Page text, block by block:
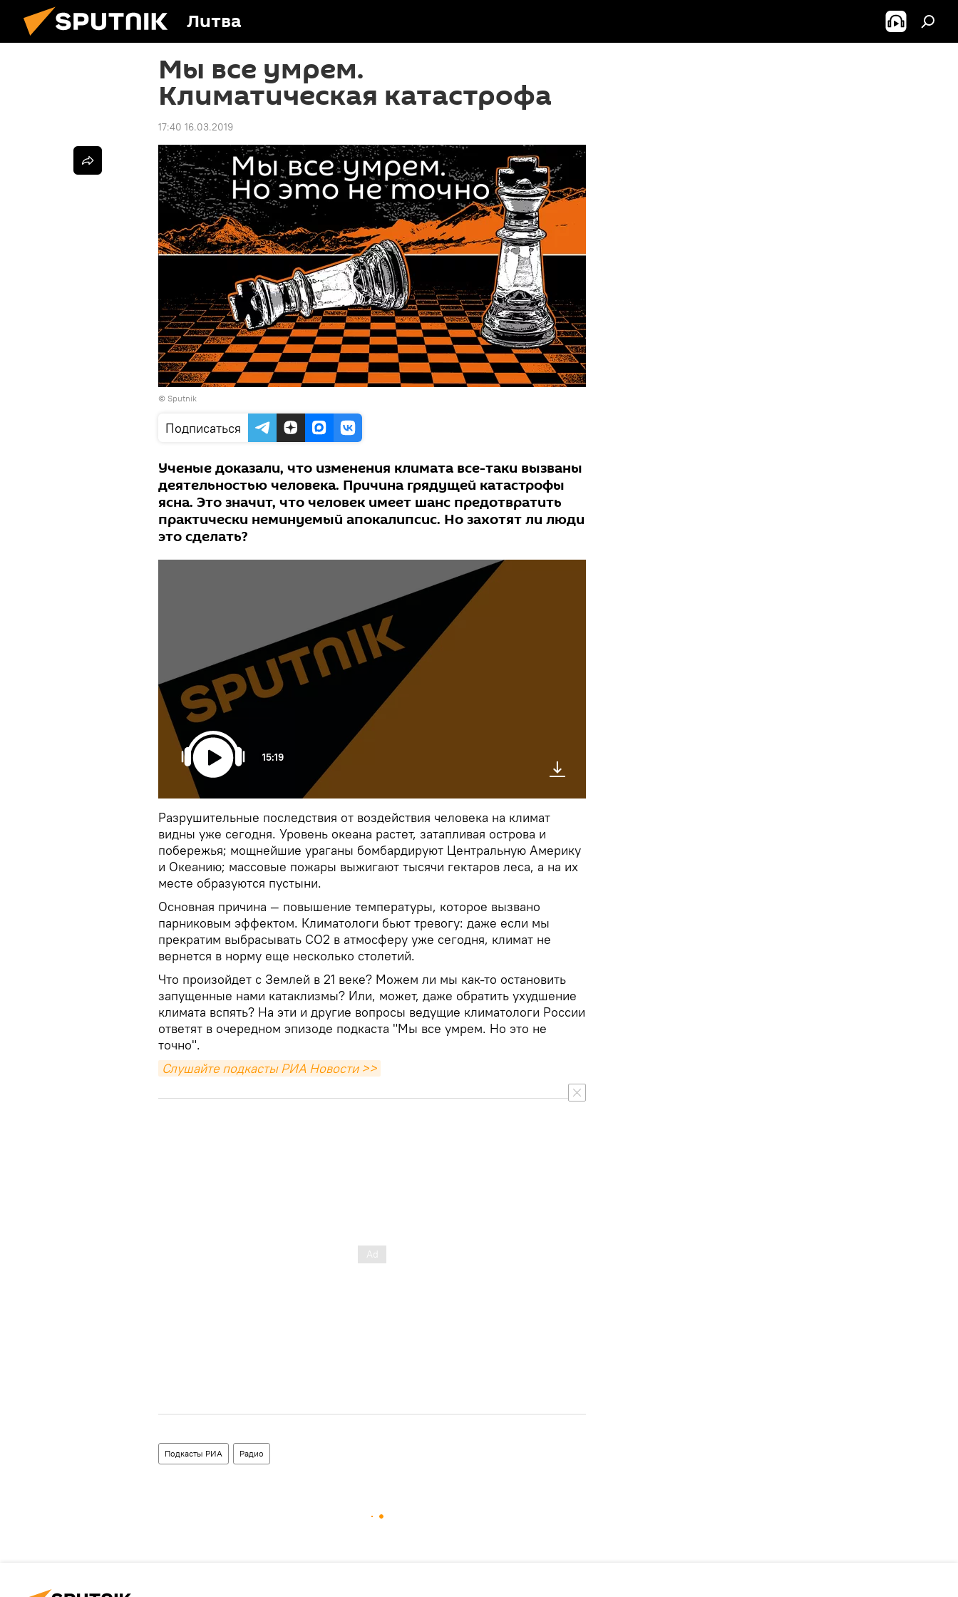
Литва
Мы все умрем.
Климатическая катастрофа
17:40 16.03.2019
© Sputnik
Подписаться
Ученые доказали, что изменения климата все-таки вызваны
деятельностью человека. Причина грядущей катастрофы
ясна. Это значит, что человек имеет шанс предотвратить
практически неминуемый апокалипсис. Но захотят ли люди
это сделать?
15:19
Разрушительные последствия от воздействия человека на климат
видны уже сегодня. Уровень океана растет, затапливая острова и
побережья; мощнейшие ураганы бомбардируют Центральную Америку
и Океанию; массовые пожары выжигают тысячи гектаров леса, а на их
месте образуются пустыни.
Основная причина — повышение температуры, которое вызвано
парниковым эффектом. Климатологи бьют тревогу: даже если мы
прекратим выбрасывать СО2 в атмосферу уже сегодня, климат не
вернется в норму еще несколько столетий.
Что произойдет с Землей в 21 веке? Можем ли мы как-то остановить
запущенные нами катаклизмы? Или, может, даже обратить ухудшение
климата вспять? На эти и другие вопросы ведущие климатологи России
ответят в очередном эпизоде подкаста "Мы все умрем. Но это не
точно".
Слушайте подкасты РИА Новости >>
Подкасты РИА Радио